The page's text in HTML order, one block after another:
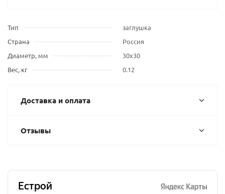
Тип
заглушка
Страна
Россия
Диаметр, мм
30х30
Вес, кг
0.12
Доставка и оплата
Отзывы